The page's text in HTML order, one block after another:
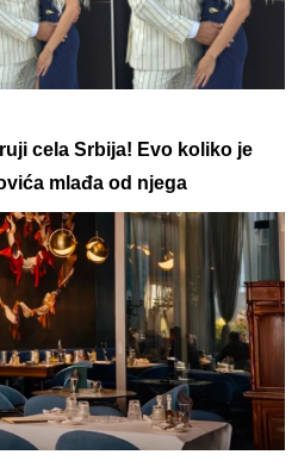
cela Srbija! Evo koliko je
mlađa od njega